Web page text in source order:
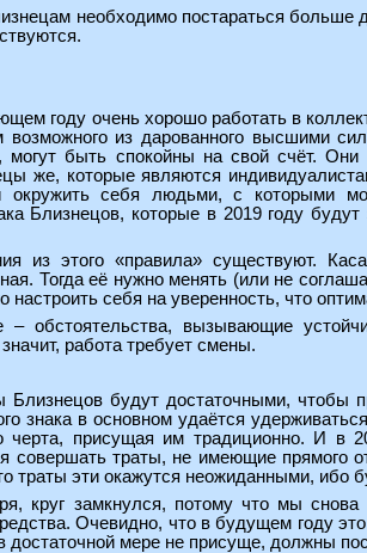
необходимо постараться больше
году очень хорошо работать в
из дарованного высшими
могут быть спокойны на свой счёт.
же, которые являются
окружить себя людьми, с которыми
Близнецов, которые в 2019 году
из этого «правила» существуют.
Тогда её нужно менять (или не
настроить себя на уверенность, что
– обстоятельства, вызывающие
работа требует смены.
Близнецов будут достаточными, чтобы
знака в основном удаётся
черта, присущая им традиционно. И в
совершать траты, не имеющие прямого
траты эти окажутся неожиданными,
круг замкнулся, потому что мы
Очевидно, что в будущем году
достаточной мере не присуще, должны